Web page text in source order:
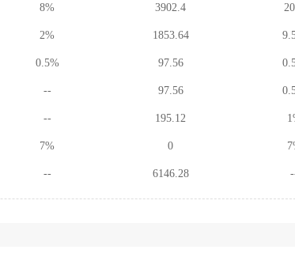
8% 3902.4
2% 1853.64
0.5% 97.56
-- 97.56
-- 195.12
7% 0
-- 6146.28